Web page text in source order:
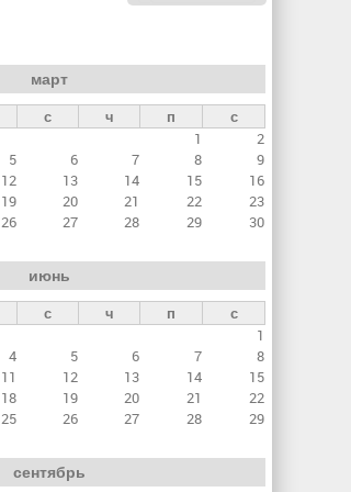
март
с ч п
с
1
2
5 6 7 8
9
12 13 14 15
16
19 20 21 22
23
26 27 28 29
30
июнь
с ч п
с
1
4 5 6 7
8
11 12 13 14
15
18 19 20 21
22
25 26 27 28
29
сентябрь